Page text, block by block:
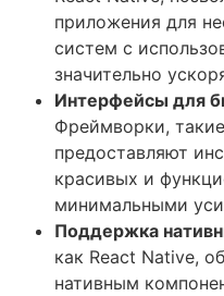
приложения для
систем с
значительно
Интерфейсы для
Фреймворки,
предоставляют
красивых и
минимальными
Поддержка
как React Native,
нативным